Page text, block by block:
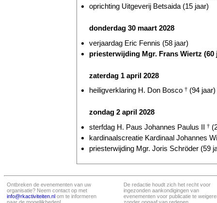
oprichting Uitgeverij Betsaida (15 jaar)
donderdag 30 maart 2028
verjaardag Eric Fennis (58 jaar)
priesterwijding Mgr. Frans Wiertz (60
zaterdag 1 april 2028
heiligverklaring H. Don Bosco † (94 jaar)
zondag 2 april 2028
sterfdag H. Paus Johannes Paulus II †
kardinaalscreatie Kardinaal Johannes
priesterwijding Mgr. Joris Schröder (59
Ontbreken de evenementen van uw
organisatie? Neem contact op met
info@rkactiviteiten.nl om te informeren
De redactie houdt zich het recht voor
ingezonden aankondigingen van
evenementen voor publicatie te